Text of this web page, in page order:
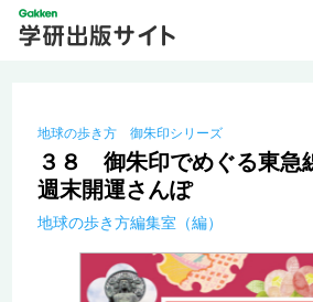
地球の歩き方 御朱印シリーズ
３８ 御朱印でめぐる東急
週末開運さんぽ
地球の歩き方編集室（編）